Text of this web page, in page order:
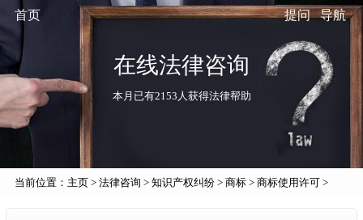
首页 导航
提问
在线法律咨询
本月已有2153人获得法律帮助
当前位置： 主页> 法律咨询 > 知识产权纠纷> 商标> 商标使用许可>